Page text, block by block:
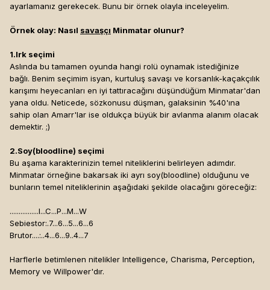
ayarlamanız gerekecek. Bunu bir örnek olayla inceleyelim.
Örnek olay: Nasıl savaşçı Minmatar olunur?
1.Irk seçimi
Aslında bu tamamen oyunda hangi rolü oynamak istediğinize
bağlı. Benim seçimim isyan, kurtuluş savaşı ve korsanlık-kaçakçılık
karışımı heyecanları en iyi tattıracağını düşündüğüm Minmatar'dan
yana oldu. Neticede, sözkonusu düşman, galaksinin %40'ına
sahip olan Amarr'lar ise oldukça büyük bir avlanma alanım olacak
demektir. ;)
2.Soy(bloodline) seçimi
Bu aşama karakterinizin temel niteliklerini belirleyen adımdır.
Minmatar örneğine bakarsak iki ayrı soy(bloodline) olduğunu ve
bunların temel niteliklerinin aşağıdaki şekilde olacağını göreceğiz:
................I...C...P...M...W
Sebiestor:.7...6...5...6...6
Brutor....:..4...6...9..4...7
Harflerle betimlenen nitelikler Intelligence, Charisma, Perception,
Memory ve Willpower'dır.